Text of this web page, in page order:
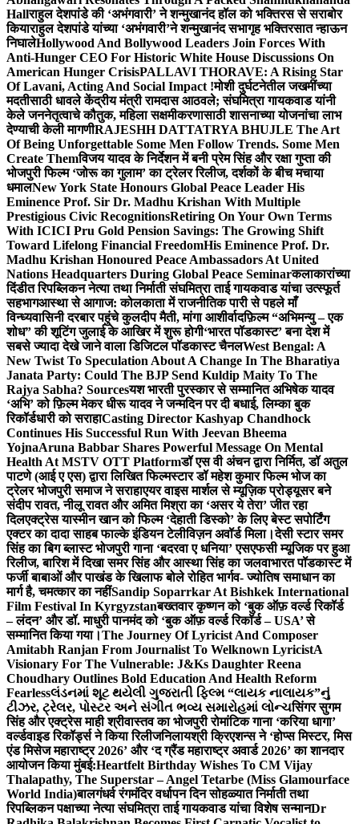
Hallराहुल देशपांडे की ‘अभंगवारी’ ने शन्मुखानंद हॉल को भक्तिरस से सराबोर
कियाराहुल देशपांडे यांच्या ‘अभंगवारी’ने शन्मुखानंद सभागृह भक्तिरसात न्हाऊन
निघालेHollywood And Bollywood Leaders Join Forces With
Anti-Hunger CEO For Historic White House Discussions On
American Hunger CrisisPALLAVI THORAVE: A Rising Star
Of Lavani, Acting And Social Impact !मोशी दुर्घटनेतील जखमींच्या
मदतीसाठी धावले केंद्रीय मंत्री रामदास आठवले; संघमित्रा गायकवाड यांनी
केले जननेतृत्वाचे कौतुक, महिला सक्षमीकरणासाठी शासनाच्या योजनांचा लाभ
देण्याची केली मागणीRAJESHH DATTATRYA BHUJLE The Art
Of Being Unforgettable Some Men Follow Trends. Some Men
Create Themविजय यादव के निर्देशन में बनी प्रेम सिंह और रक्षा गुप्ता की
भोजपुरी फिल्म ‘जोरू का गुलाम’ का ट्रेलर रिलीज, दर्शकों के बीच मचाया
धमालNew York State Honours Global Peace Leader His
Eminence Prof. Sir Dr. Madhu Krishan With Multiple
Prestigious Civic RecognitionsRetiring On Your Own Terms
With ICICI Pru Gold Pension Savings: The Growing Shift
Toward Lifelong Financial FreedomHis Eminence Prof. Dr.
Madhu Krishan Honoured Peace Ambassadors At United
Nations Headquarters During Global Peace Seminarकलाकारांच्या
दिंडीत रिपब्लिकन नेत्या तथा निर्माती संघमित्रा ताई गायकवाड यांचा उत्स्फूर्त
सहभागआस्था से आगाज: कोलकाता में राजनीतिक पारी से पहले माँ
विन्ध्यवासिनी दरबार पहुंचे कुलदीप मैती, मांगा आशीर्वादफ़िल्म “अभिमन्यु – एक
शोध” की शूटिंग जुलाई के आखिर में शुरू होगी‘भारत पॉडकास्ट’ बना देश में
सबसे ज्यादा देखे जाने वाला डिजिटल पॉडकास्ट चैनलWest Bengal: A
New Twist To Speculation About A Change In The Bharatiya
Janata Party: Could The BJP Send Kuldip Maity To The
Rajya Sabha? Sourcesयश भारती पुरस्कार से सम्मानित अभिषेक यादव
‘अभि’ को फ़िल्म मेकर धीरू यादव ने जन्मदिन पर दी बधाई, लिम्का बुक
रिकॉर्डधारी को सराहाCasting Director Kashyap Chandhock
Continues His Successful Run With Jeevan Bheema
YojnaAruna Babbar Shares Powerful Message On Mental
Health At MSTV OTT Platformडॉ एस वी अंचन द्वारा निर्मित, डॉ अतुल
पाटणे (आई ए एस) द्वारा लिखित फिल्मस्टार डॉ महेश कुमार फिल्म भोज का
ट्रेलर भोजपुरी समाज ने सराहाएयर वाइस मार्शल से म्यूज़िक प्रोड्यूसर बने
संदीप रावत, नीलू रावत और अमित मिश्रा का ‘असर ये तेरा’ जीत रहा
दिलएक्ट्रेस यास्मीन खान को फिल्म ‘देहाती डिस्को’ के लिए बेस्ट सपोर्टिंग
एक्टर का दादा साहब फाल्के इंडियन टेलीविज़न अवॉर्ड मिला।देसी स्टार समर
सिंह का बिग ब्लास्ट भोजपुरी गाना ‘बदरवा ए धनिया’ एसएफसी म्यूजिक पर हुआ
रिलीज, बारिश में दिखा समर सिंह और आस्था सिंह का जलवाभारत पॉडकास्ट में
फर्जी बाबाओं और पाखंड के खिलाफ बोले रोहित भार्गव- ज्योतिष समाधान का
मार्ग है, चमत्कार का नहींSandip Soparrkar At Bishkek International
Film Festival In Kyrgyzstanबख्तवार कृष्णन को ‘बुक ऑफ़ वर्ल्ड रिकॉर्ड
– लंदन’ और डॉ. माधुरी पानमंद को ‘बुक ऑफ़ वर्ल्ड रिकॉर्ड – USA’ से
सम्मानित किया गया।The Journey Of Lyricist And Composer
Amitabh Ranjan From Journalist To Welknown LyricistA
Visionary For The Vulnerable: J&Ks Daughter Reena
Choudhary Outlines Bold Education And Health Reform
Fearlessલંડનમાં શૂટ થયેલી ગુજરાતી ફિલ્મ “લાયક નાલાયક”નું
ટીઝર, ટ્રેલર, પોસ્ટર અને સંગીત ભવ્ય સમારોહમાં લોન્ચसिंगर सुगम
सिंह और एक्ट्रेस माही श्रीवास्तव का भोजपुरी रोमांटिक गाना ‘करिया धागा’
वर्ल्डवाइड रिकॉर्ड्स ने किया रिलीजनिलायश्री क्रिएशन्स ने ‘होप्स मिस्टर, मिस
एंड मिसेज महाराष्ट्र 2026’ और ‘द ग्रैंड महाराष्ट्र अवार्ड 2026’ का शानदार
आयोजन किया मुंबई:Heartfelt Birthday Wishes To CM Vijay
Thalapathy, The Superstar – Angel Tetarbe (Miss Glamourface
World India)बालगंधर्व रंगमंदिर वर्धापन दिन सोहळ्यात निर्माती तथा
रिपब्लिकन पक्षाच्या नेत्या संघमित्रा ताई गायकवाड यांचा विशेष सन्मानDr